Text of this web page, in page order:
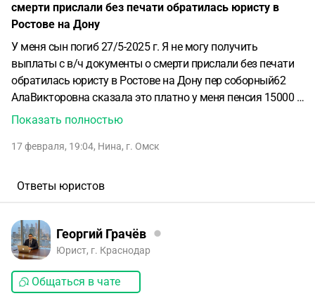
смерти прислали без печати обратилась юристу в
Ростове на Дону
У меня сын погиб 27/5-2025 г. Я не могу получить
выплаты с в/ч документы о смерти прислали без печати
обратилась юристу в Ростове на Дону пер соборный62
АлаВикторовна сказала это платно у меня пенсия 15000 с
чего я буду платить в декабре когда получила справку о
которые просили у него двое детей девочке
живут в Казахстане и гражданство казахское теперь с
п. Ф р а там сказали что это военная и пусть платят там
он ушел добровольцем и где деньги которые он получил
кормильцем сейчас я постоянно болею и мне
Показать полностью
17 февраля, 19:04, Нина, г. Омск
Ответы юристов
Георгий Грачёв
Юрист, г. Краснодар
Общаться в чате